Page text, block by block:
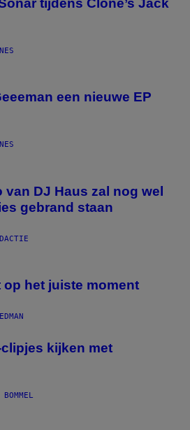
tijdens Clone’s Jack
een nieuwe EP
DJ Haus zal nog wel
gebrand staan
het juiste moment
kijken met